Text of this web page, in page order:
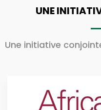
UNE
Une initiative